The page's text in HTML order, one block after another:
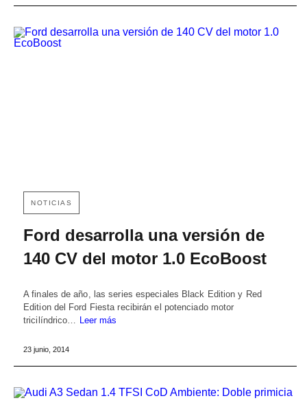
NOTICIAS
Ford desarrolla una versión de
140 CV del motor 1.0 EcoBoost
A finales de año, las series especiales Black Edition y Red
Edition del Ford Fiesta recibirán el potenciado motor
tricilíndrico…
Leer más
23 junio, 2014